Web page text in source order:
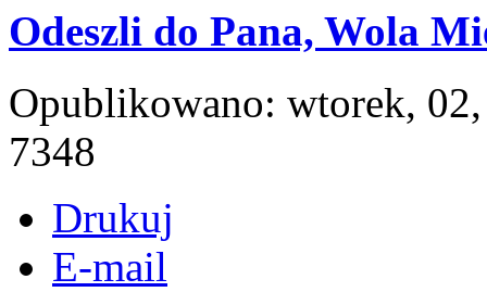
Odeszli do Pana, Wola
Opublikowano: wtorek,
7348
Drukuj
E-mail